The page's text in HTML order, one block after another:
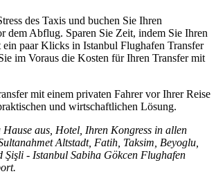
des Taxis und buchen Sie Ihren
dem Abflug. Sparen Sie Zeit, indem Sie Ihren
paar Klicks in Istanbul Flughafen Transfer
im Voraus die Kosten für Ihren Transfer mit
mit einem privaten Fahrer vor Ihrer Reise
und wirtschaftlichen Lösung.
Hause aus, Hotel, Ihren Kongress in allen
Altstadt, Fatih, Taksim, Beyoglu,
Şişli - Istanbul Sabiha Gökcen Flughafen